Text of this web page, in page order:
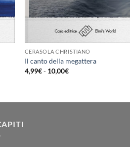
CERASOLA CHRISTIANO
Il canto della megattera
4,99€ - 10,00€Fascia
a